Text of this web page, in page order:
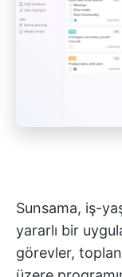
Sunsama, iş-
yararlı bir
görevler,